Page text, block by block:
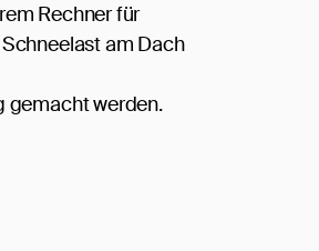
Rechner für
am Dach
gemacht werden.